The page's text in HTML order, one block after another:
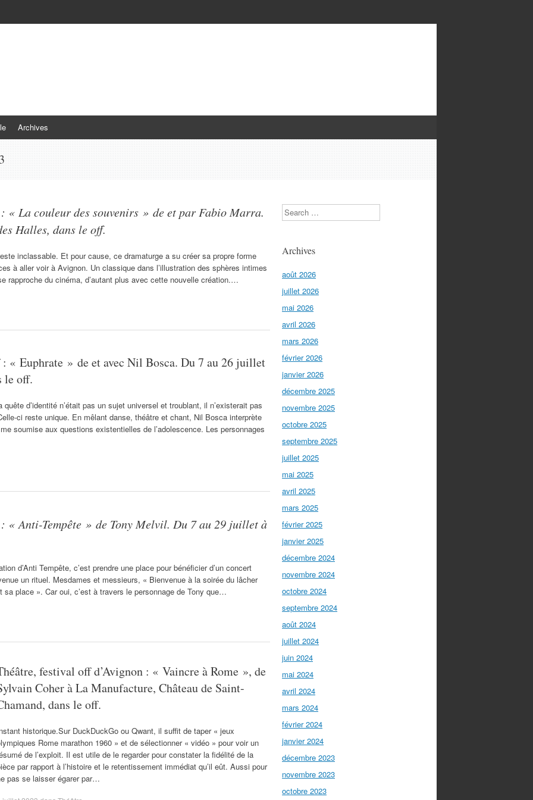
Archives
« La couleur des souvenirs » de et par Fabio Marra.
Halles, dans le off.
inclassable. Et pour cause, ce dramaturge a su créer sa propre forme
à aller voir à Avignon. Un classique dans l’illustration des sphères intimes
rapproche du cinéma, d’autant plus avec cette nouvelle création.…
« Euphrate » de et avec Nil Bosca. Du 7 au 26 juillet
le off.
d’identité n’était pas un sujet universel et troublant, il n’existerait pas
ci reste unique. En mêlant danse, théâtre et chant, Nil Bosca interprète
soumise aux questions existentielles de l’adolescence. Les personnages
« Anti-Tempête » de Tony Melvil. Du 7 au 29 juillet à
d’Anti Tempête, c’est prendre une place pour bénéficier d’un concert
un rituel. Mesdames et messieurs, « Bienvenue à la soirée du lâcher
sa place ». Car oui, c’est à travers le personnage de Tony que…
festival off d’Avignon : « Vaincre à Rome », de
Coher à La Manufacture, Château de Saint-
dans le off.
historique.Sur DuckDuckGo ou Qwant, il suffit de taper « jeux
Rome marathon 1960 » et de sélectionner « vidéo » pour voir un
de l’exploit. Il est utile de le regarder pour constater la fidélité de la
par rapport à l’histoire et le retentissement immédiat qu’il eût. Aussi pour
pas se laisser égarer par…
Search
Archives
août 2026
juillet 2026
mai 2026
avril 2026
mars 2026
février 2026
janvier 2026
décembre 2025
novembre 2025
octobre 2025
septembre 2025
juillet 2025
mai 2025
avril 2025
mars 2025
février 2025
janvier 2025
décembre 2024
novembre 2024
octobre 2024
septembre 2024
août 2024
juillet 2024
juin 2024
mai 2024
avril 2024
mars 2024
février 2024
janvier 2024
décembre 2023
novembre 2023
octobre 2023